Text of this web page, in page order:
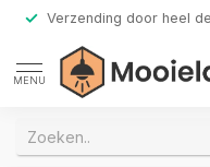
Verzending door heel
MENU